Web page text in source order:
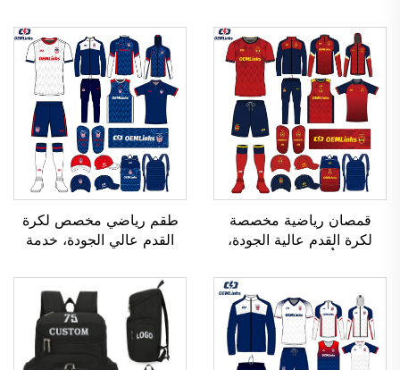
قمصان رياضية مخصصة
لكرة القدم عالية الجودة،
الطلب (OEM)، وقمصان
فريق كرة القدم، وملابس
كرة القدم، وقمصان رياضية
مخصصة لكرة القدم
طقم رياضي مخصص لكرة
القدم عالي الجودة، خدمة
قمصان رياضية مخصصة
لكرة القدم، أطقم زي رياضي
لكرة القدم، قمصان رياضية
مصنوعة باستخدام تقنية
التسامي